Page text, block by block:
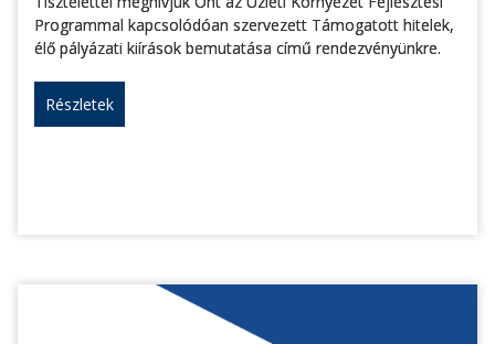
Programmal kapcsolódóan szervezett Támogatott hitelek,
élő pályázati kiírások bemutatása című rendezvényünkre.
Részletek